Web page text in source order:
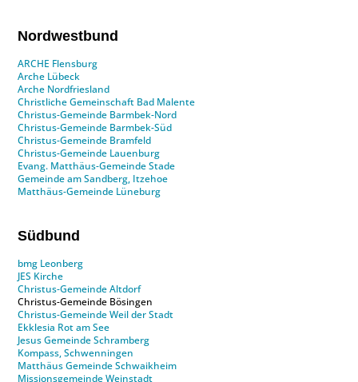
Nordwestbund
ARCHE Flensburg
Arche Lübeck
Arche Nordfriesland
Christliche Gemeinschaft Bad Malente
Christus-Gemeinde Barmbek-Nord
Christus-Gemeinde Barmbek-Süd
Christus-Gemeinde Bramfeld
Christus-Gemeinde Lauenburg
Evang. Matthäus-Gemeinde Stade
Gemeinde am Sandberg, Itzehoe
Matthäus-Gemeinde Lüneburg
Südbund
bmg Leonberg
JES Kirche
Christus-Gemeinde Altdorf
Christus-Gemeinde Bösingen
Christus-Gemeinde Weil der Stadt
Ekklesia Rot am See
Jesus Gemeinde Schramberg
Kompass, Schwenningen
Matthäus Gemeinde Schwaikheim
Missionsgemeinde Weinstadt